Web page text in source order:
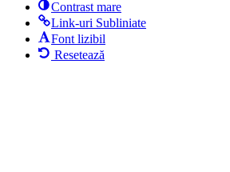
Contrast mare
Link-uri Subliniate
Font lizibil
Resetează